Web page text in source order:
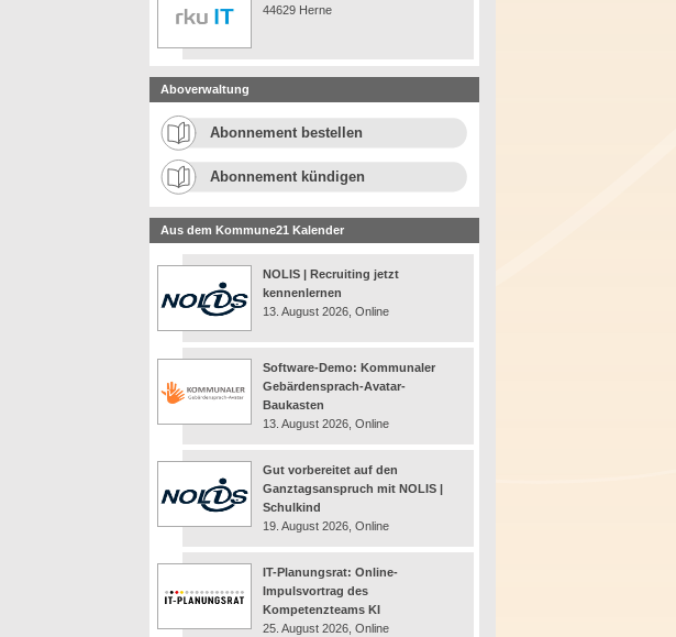
44629 Herne
Aboverwaltung
Abonnement bestellen
Abonnement kündigen
Aus dem Kommune21 Kalender
NOLIS | Recruiting jetzt
kennenlernen
13. August 2026, Online
Software-Demo: Kommunaler
Gebärdensprach-Avatar-
Baukasten
13. August 2026, Online
Gut vorbereitet auf den
Ganztagsanspruch mit NOLIS |
Schulkind
19. August 2026, Online
IT-Planungsrat: Online-
Impulsvortrag des
Kompetenzteams KI
25. August 2026, Online